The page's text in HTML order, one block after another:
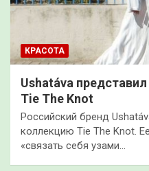
КРАСОТА
Ushatáva
Tie The Knot
Российский бренд
коллекцию Tie The Knot.
«связать себя узами…